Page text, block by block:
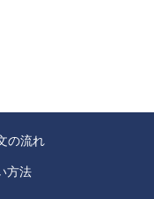
の流れ
方法